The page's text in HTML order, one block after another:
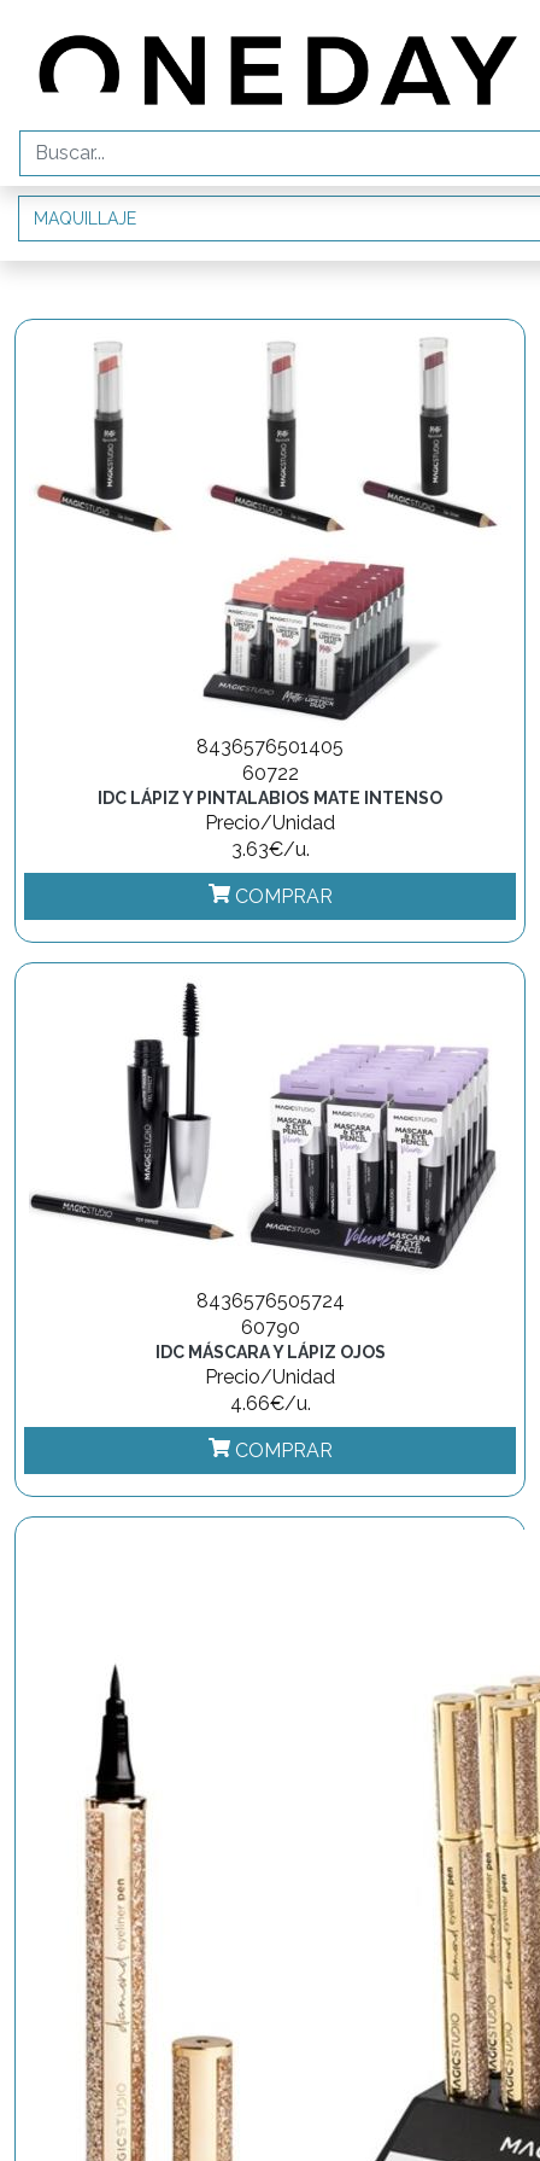
8436576501405
60722
IDC LÁPIZ Y PINTALABIOS MATE INTENSO
Precio/Unidad
3.63€/u.
COMPRAR
8436576505724
60790
IDC MÁSCARA Y LÁPIZ OJOS
Precio/Unidad
4.66€/u.
COMPRAR